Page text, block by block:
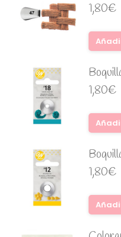
1,80€
1,80€
1,80€